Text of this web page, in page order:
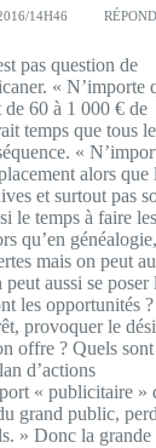
14H46
pas question de
« N’importe
de 60 à 1 000 € de
temps que tous
«
alors que
et surtout pas
le temps à faire les
qu’en généalogie,
mais on peut au
aussi se poser
les opportunités ?
provoquer le
offre ? Quels sont
d’actions
« publicitaire »
grand public,
» Donc la grande